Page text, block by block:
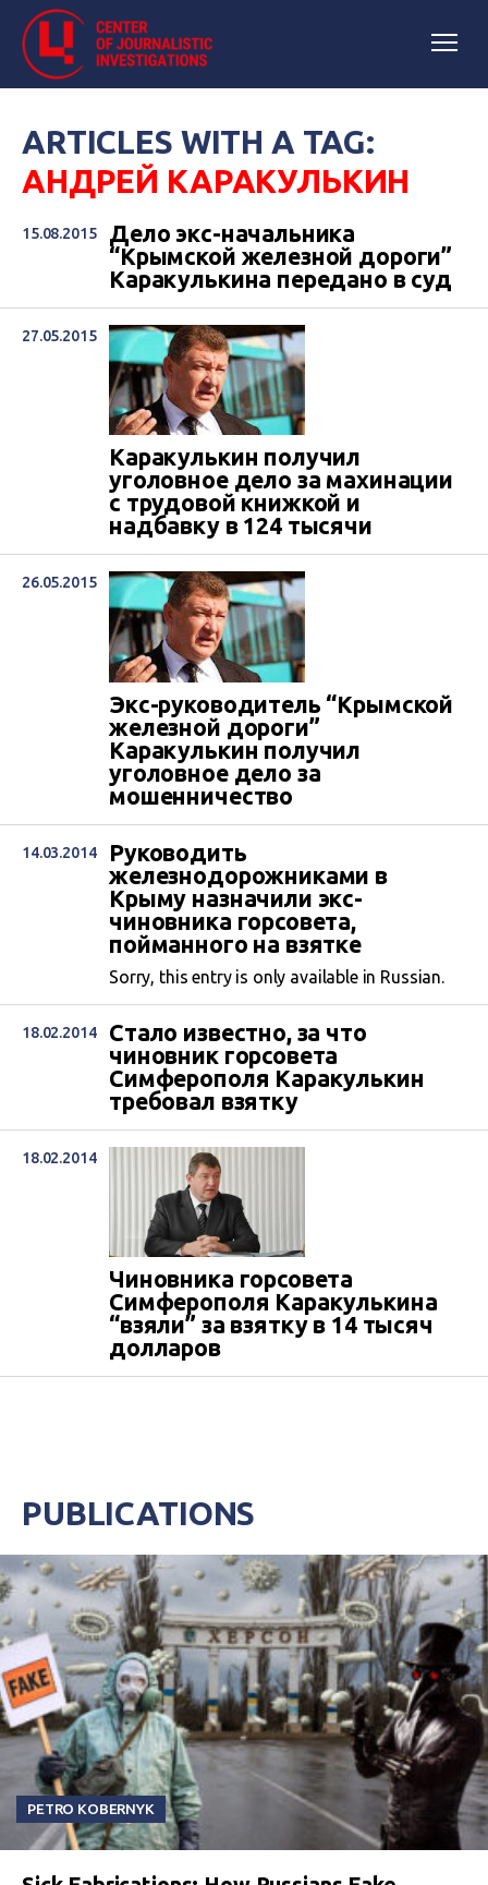
ARTICLES WITH A TAG:
АНДРЕЙ КАРАКУЛЬКИН
15.08.2015
Дело экс-начальника
“Крымской железной дороги”
Каракулькина передано в суд
27.05.2015
Каракулькин получил
уголовное дело за махинации
с трудовой книжкой и
надбавку в 124 тысячи
26.05.2015
Экс-руководитель “Крымской
железной дороги”
Каракулькин получил
уголовное дело за
мошенничество
14.03.2014
Руководить
железнодорожниками в
Крыму назначили экс-
чиновника горсовета,
пойманного на взятке
Sorry, this entry is only available in Russian.
18.02.2014
Стало известно, за что
чиновник горсовета
Симферополя Каракулькин
требовал взятку
18.02.2014
Чиновника горсовета
Симферополя Каракулькина
“взяли” за взятку в 14 тысяч
долларов
PUBLICATIONS
PETRO KOBERNYK